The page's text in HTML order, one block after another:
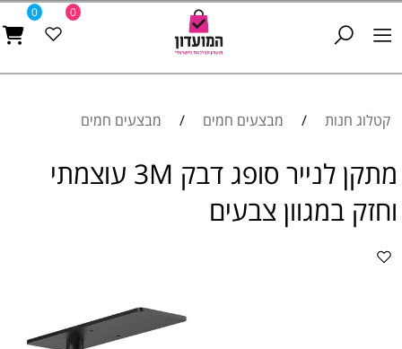
0 0
קטלוג חנות / מבצעים חמים / מבצעים חמים
מתקן לנייר סופג דבק 3M עוצמתי
וחזק במגוון צבעים